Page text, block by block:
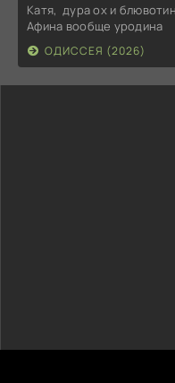
Катя, дура ох и
Афина вообще уродина
ОДИССЕЯ (2026)